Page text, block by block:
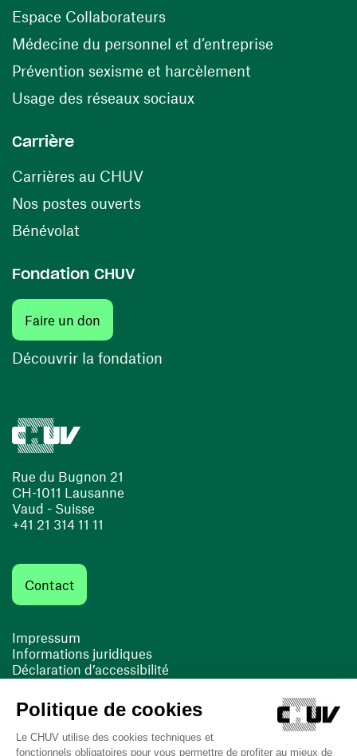
Rue du Bugnon 21
CH-1011 Lausanne
Vaud - Suisse
+41 21 314 11 11
Contact
Impressum
Informations juridiques
Déclaration d’accessibilité
Cookies
Espace Collaborateurs(ouvre une nouvelle fenêtre)
Médecine du personnel et d’entreprise
Prévention sexisme et harcèlement
Usage des réseaux sociaux(ouvre une nouvelle
Carrière
Carrières au CHUV(ouvre une nouvelle fenêtre)
Nos postes ouverts(ouvre une nouvelle fenêtre)
Bénévolat
Fondation CHUV
Faire un don
Découvrir la fondation